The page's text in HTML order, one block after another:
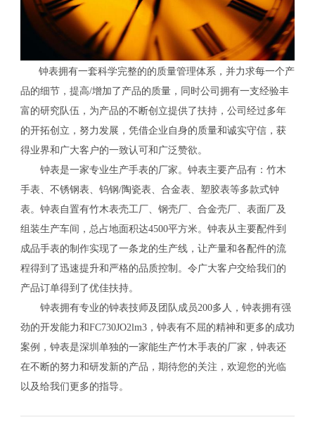
钟表拥有一套科学完整的的质量管理体系，并力求每一个产
品的细节，提高/增加了产品的质量，同时公司拥有一支经验丰
富的研究队伍，为产品的不断创立提供了扶持，公司经过多年
的开拓创立，努力发展，凭借企业自身的质量和诚实守信，获
得业界和广大客户的一致认可和广泛赞欲。
钟表是一家专业生产手表的厂家。钟表主要产品有：竹木
手表、不锈钢表、钨钢/陶瓷表、合金表、塑胶表等多款式钟
表。钟表自置有竹木表壳工厂、钢壳厂、合金壳厂、表面厂及
组装生产车间，总占地面积达4500平方米。钟表从主要配件到
成品手表的制作实现了一条龙的生产线，让产量和各配件的流
程得到了迅速提升和严格的品质控制。令广大客户交给我们的
产品订单得到了优佳扶持。
钟表拥有专业的钟表技师及团队成员200多人，钟表拥有强
劲的开发能力和FC730JO2lm3，钟表有不屈的精神和更多的成功
案例，钟表是深圳单独的一家能生产竹木手表的厂家，钟表还
在不断的努力和研发新的产品，期待您的关注，欢迎您的光临
以及给我们更多的指导。